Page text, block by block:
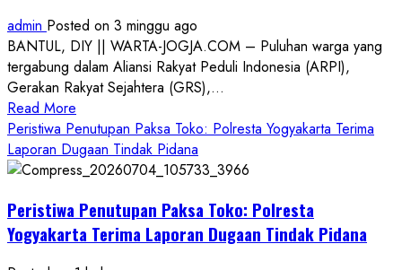
admin Posted on 3 minggu ago
BANTUL, DIY || WARTA-JOGJA.COM – Puluhan warga yang
tergabung dalam Aliansi Rakyat Peduli Indonesia (ARPI),
Gerakan Rakyat Sejahtera (GRS),...
Read More
more
about
Kasus
Anak
di
Peristiwa Penutupan Paksa Toko: Polresta Yogyakarta Terima
Laporan Dugaan Tindak Pidana
Peristiwa Penutupan Paksa Toko: Polresta
Yogyakarta Terima Laporan Dugaan Tindak Pidana